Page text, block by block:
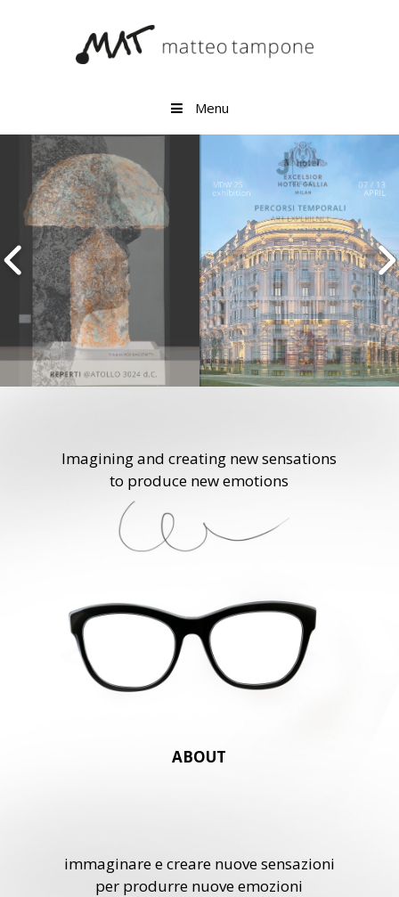
Menu
Imagining and creating new sensations
to produce new emotions
ABOUT
immaginare e creare nuove sensazioni
per produrre nuove emozioni